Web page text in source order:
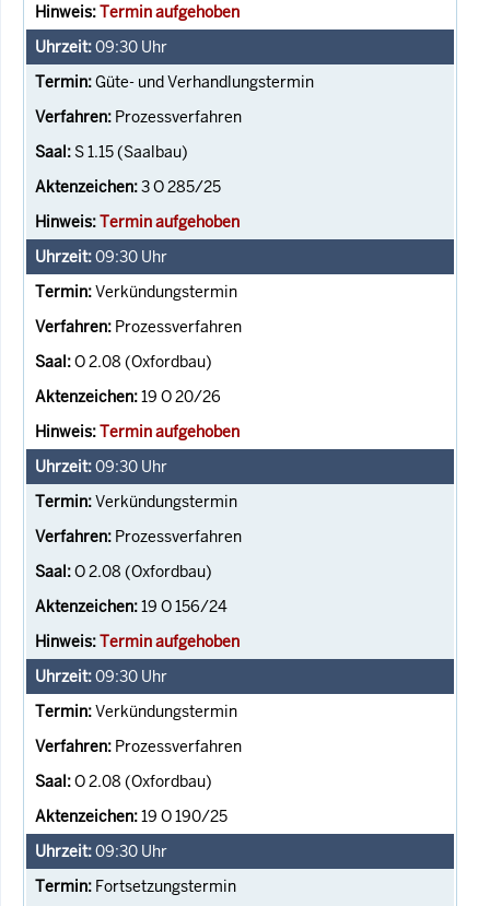
Termin aufgehoben
09:30 Uhr
Güte- und Verhandlungstermin
Prozessverfahren
S 1.15 (Saalbau)
3 O 285/25
Termin aufgehoben
09:30 Uhr
Verkündungstermin
Prozessverfahren
O 2.08 (Oxfordbau)
19 O 20/26
Termin aufgehoben
09:30 Uhr
Verkündungstermin
Prozessverfahren
O 2.08 (Oxfordbau)
19 O 156/24
Termin aufgehoben
09:30 Uhr
Verkündungstermin
Prozessverfahren
O 2.08 (Oxfordbau)
19 O 190/25
09:30 Uhr
Fortsetzungstermin